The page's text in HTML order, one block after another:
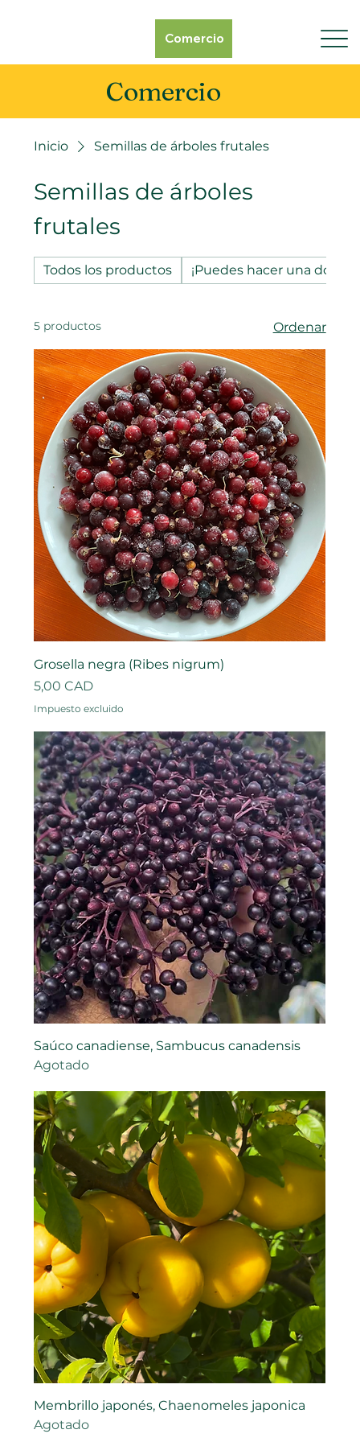
Comercio
Comercio
Inicio Semillas de árboles frutales
Semillas de árboles
frutales
Todos los productos ¡Puedes hacer una
5 productos Ordenar
Grosella negra (Ribes nigrum)
Precio
5,00 CAD
Impuesto excluido
Saúco canadiense, Sambucus canadensis
Agotado
Membrillo japonés, Chaenomeles japonica
Agotado